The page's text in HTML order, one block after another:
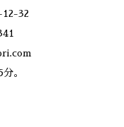
12-32
。